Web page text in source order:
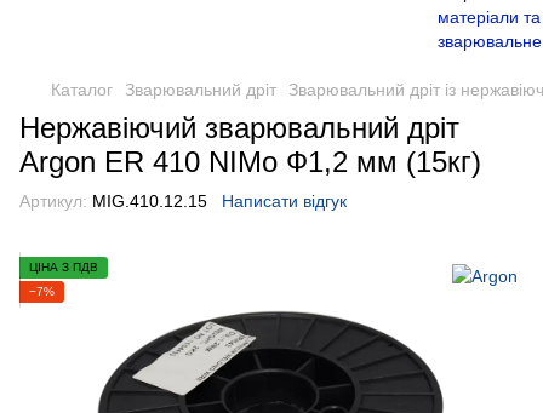
Каталог Зварювальний дріт Зварювальний дріт із
Нержавіючий зварювальний дріт
Argon ER 410 NIMo Ф1,2 мм (15кг)
Артикул: MIG.410.12.15 Написати відгук
ЦІНА З ПДВ
−7%